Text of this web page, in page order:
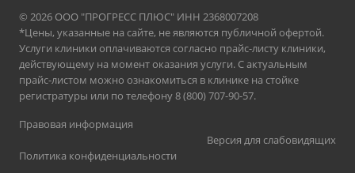
© 2026 ООО "ПРОГРЕСС ПЛЮС" ИНН 2368007208
*Цены, указанные на сайте, не являются публичной офертой.
Услуги клиники оплачиваются согласно прайс-листу клиники,
действующему на момент оказания услуги. С актуальным
прайс-листом можно ознакомиться в клинике на стойке
регистратуры или по телефону 8 (800) 707-90-57.
Правовая информация
Политика конфиденциальности
Версия для слабовидящих